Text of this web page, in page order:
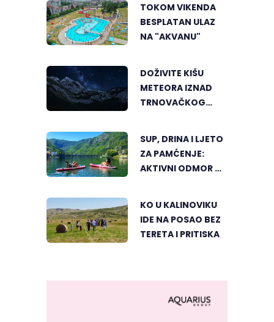
BANJALUKU
TOKOM VIKENDA
BESPLATAN ULAZ
NA "AKVANU"
DOŽIVITE KIŠU
METEORA IZNAD
TRNOVAČKOG
SUP, DRINA I LJETO
ZA PAMĆENJE:
AKTIVNI ODMOR U
KO U KALINOVIKU
IDE NA POSAO BEZ
TERETA I PRITISKA